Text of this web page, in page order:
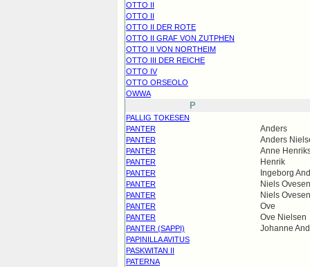
OTTO II
OTTO II
OTTO II DER ROTE
OTTO II GRAF VON ZUTPHEN
OTTO II VON NORTHEIM
OTTO III DER REICHE
OTTO IV
OTTO ORSEOLO
OWWA
P
PALLIG TOKESEN
PANTER
Anders
PANTER Anders
PANTER Anne
PANTER Henrik
PANTER Ingeborg
PANTER Niels Ovesen
PANTER Niels Ovesen
PANTER Ove
PANTER Ove Nielsen
PANTER (SAPPI) Johanne
PAPINILLA AVITUS
PASKWITAN II
PATERNA